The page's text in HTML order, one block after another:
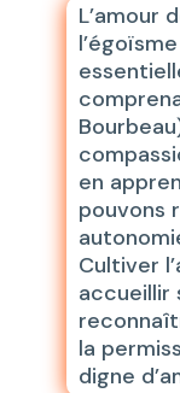
L’amour
en
pouvons
Cultiver
accueillir
la
digne